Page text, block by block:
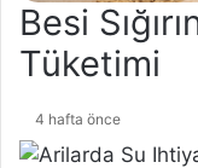
Besi
Tüketimi
4 hafta önce